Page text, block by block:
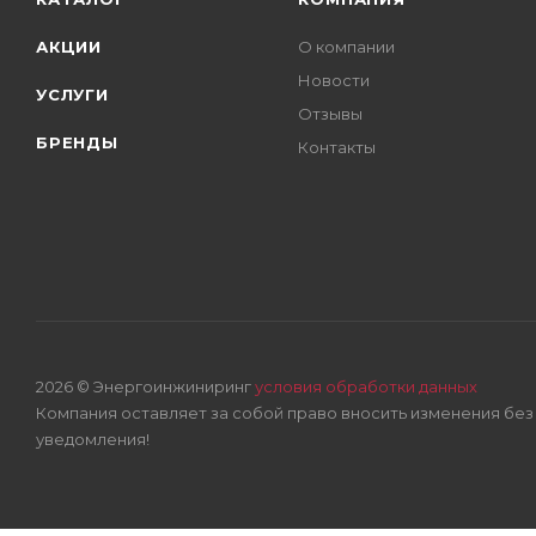
АКЦИИ
УСЛУГИ
БРЕНДЫ
О компании
Новости
Отзывы
Контакты
2026 © Энергоинжинирингусловия обработки данных
Компания оставляет за собой право вносить изменения
уведомления!